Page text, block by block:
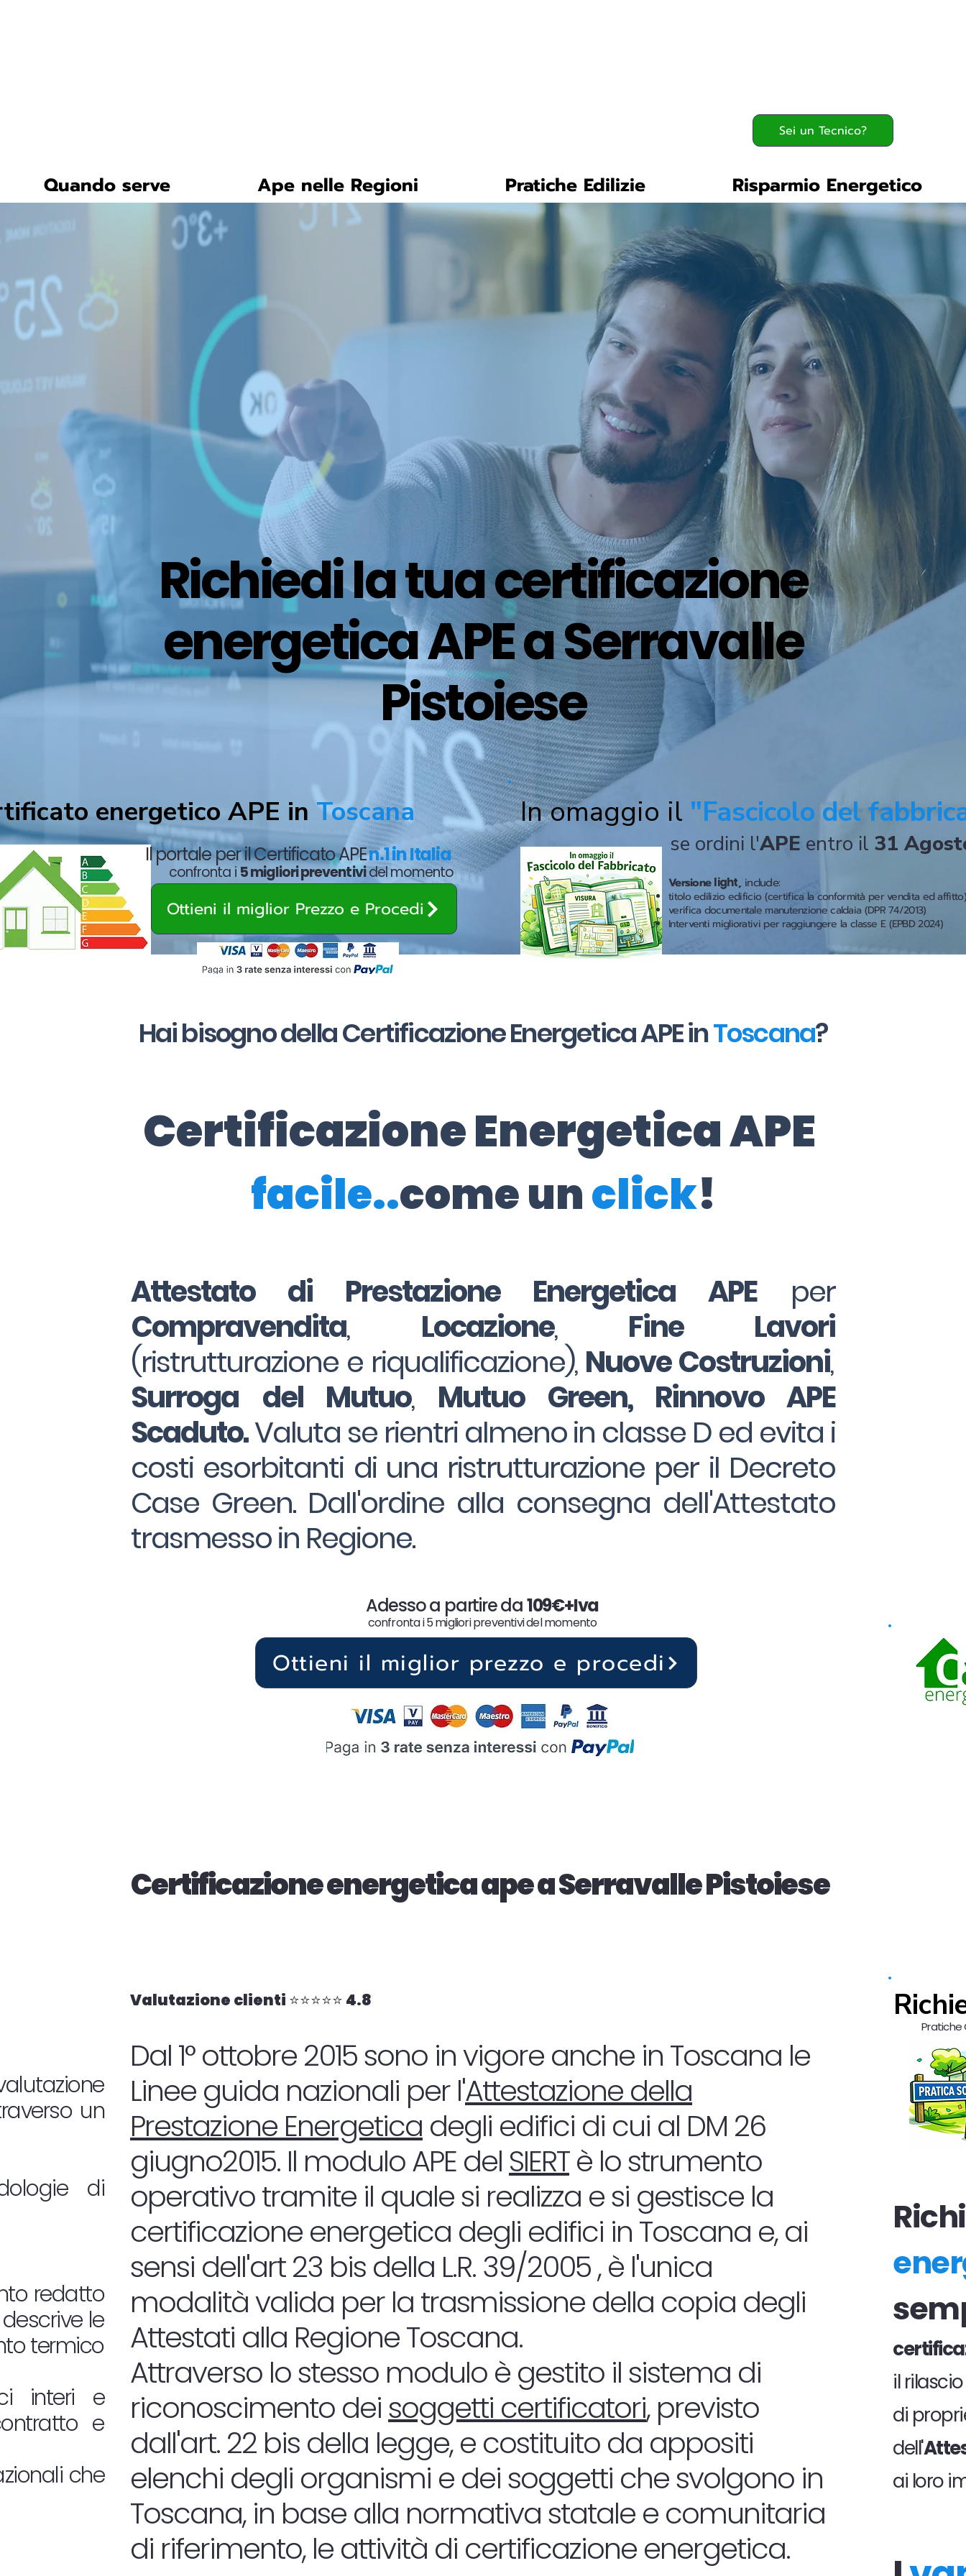
Sei un Tecnico?
un
di
redatto
le
termico
interi e
e
che
Richiedi la tua certificazione
energetica APE a Serravalle
Pistoiese
energetico APE in Toscana
Ottieni il miglior Prezzo e Procedi
Il portale per il Certificato APEn.1 in Italia
confronta i 5 migliori preventividel momento
In omaggio il "Fascicolo del
se ordini l'APE entro il 31
Versionelight,include:
titolo edilizio edificio (certifica la conformità per vendita ed affitto)
verifica documentale manutenzione caldaia (DPR 74/2013)
Interventi migliorativi per raggiungere la classe E (EPBD 2024)
Hai bisogno della Certificazione Energetica APE inToscana?
Certificazione Energetica APE
facile..come unclick!
Attestato di Prestazione Energetica APEper
Compravendita, Locazione, Fine Lavori
(ristrutturazione e riqualificazione), Nuove Costruzioni,
Surroga
del Mutuo, Mutuo Green, Rinnovo APE
Scaduto.Valuta se rientri almeno in classe D ed evita i
costi esorbitanti di una ristrutturazione per il Decreto
Case Green. Dall'ordine alla consegna dell'Attestato
trasmesso in Regione.
Ottieni il miglior prezzo e procedi
Certificazione energetica ape a Serravalle Pistoiese
Adesso a partire da109€+Iva
confronta i 5 migliori preventivi del momento
Valutazione clienti ⭐⭐⭐⭐⭐ 4.8
Dal 1° ottobre 2015 sono in vigore anche in Toscana le
Linee guida nazionali per l'Attestazione della
Prestazione Energetica degli edifici di cui al DM 26
giugno2015. Il modulo APE del SIERTè lo strumento
operativo tramite il quale si realizza e si gestisce la
certificazione energetica degli edifici in Toscana e, ai
sensi dell'art 23 bis della L.R. 39/2005 , è l'unica
modalità valida per la trasmissione della copia degli
Attestati alla Regione Toscana.
Attraverso lo stesso modulo è gestito il sistema di
riconoscimento deisoggetti certificatori, previsto
dall'art. 22 bis della legge, e costituito da appositi
elenchi degli organismi e dei soggetti che svolgono in
Toscana, in base alla normativa statale e comunitaria
di riferimento, le attività di certificazione energetica.
Pratiche
il
di
dell'
ai loro
Quando serve Ape nelle Regioni Pratiche Edilizie Risparmio Energetico